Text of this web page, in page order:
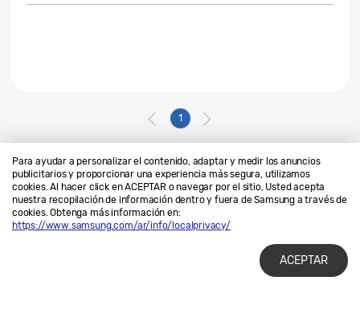
Para ayudar a personalizar el contenido, adaptar y medir los anuncios
publicitarios y proporcionar una experiencia más segura, utilizamos
cookies. Al hacer click en ACEPTAR o navegar por el sitio, Usted acepta
nuestra recopilación de información dentro y fuera de Samsung a través de
cookies. Obtenga más información en:
https://www.samsung.com/ar/info/localprivacy/
ACEPTAR
1
Contáctanos
SAMSUNG.COM
Privacidad